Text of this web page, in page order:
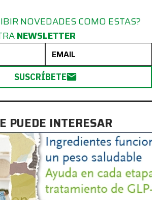
NOVEDADES COMO ESTAS?
NEWSLETTER
SUSCRÍBETE
PUEDE INTERESAR